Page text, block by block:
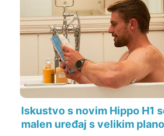
Iskustvo s novim Hippo H1
malen uređaj s velikim